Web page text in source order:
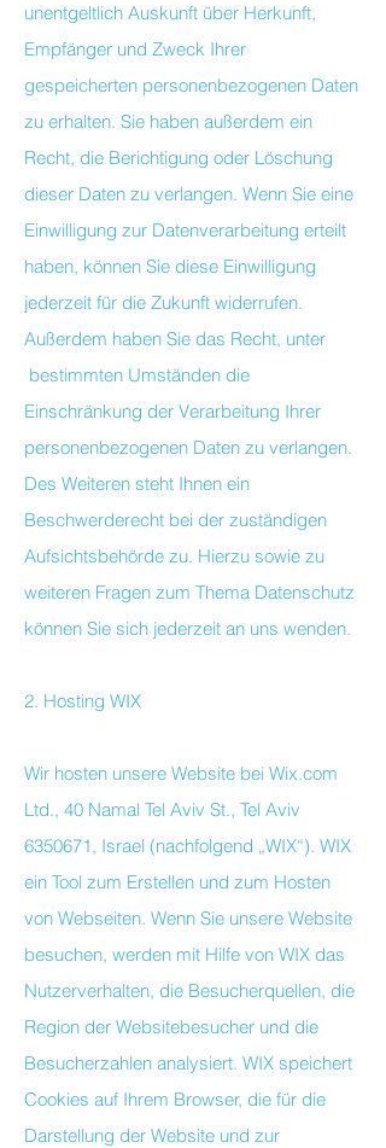
unentgeltlich Auskunft über Herkunft,
Empfänger und Zweck Ihrer
gespeicherten personenbezogenen Daten
zu erhalten. Sie haben außerdem ein
Recht, die Berichtigung oder Löschung
dieser Daten zu verlangen. Wenn Sie eine
Einwilligung zur Datenverarbeitung erteilt
haben, können Sie diese Einwilligung
jederzeit für die Zukunft widerrufen.
Außerdem haben Sie das Recht, unter
bestimmten Umständen die
Einschränkung der Verarbeitung Ihrer
personenbezogenen Daten zu verlangen.
Des Weiteren steht Ihnen ein
Beschwerderecht bei der zuständigen
Aufsichtsbehörde zu. Hierzu sowie zu
weiteren Fragen zum Thema Datenschutz
können Sie sich jederzeit an uns wenden.
2. Hosting WIX
Wir hosten unsere Website bei Wix.com
Ltd., 40 Namal Tel Aviv St., Tel Aviv
6350671, Israel (nachfolgend „WIX“). WIX
ein Tool zum Erstellen und zum Hosten
von Webseiten. Wenn Sie unsere Website
besuchen, werden mit Hilfe von WIX das
Nutzerverhalten, die Besucherquellen, die
Region der Websitebesucher und die
Besucherzahlen analysiert. WIX speichert
Cookies auf Ihrem Browser, die für die
Darstellung der Website und zur